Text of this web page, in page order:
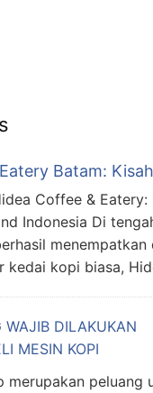
Batam:
Coffee &
Indonesia Di
kedai kopi biasa,
merupakan peluang